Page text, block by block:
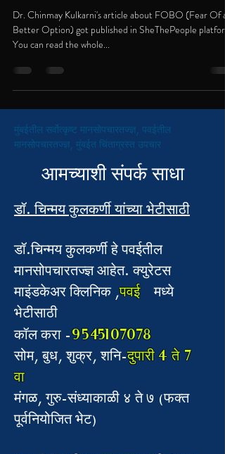
Dr. Chinmay Kulkarni's article about FOBO (Fear Of a
Better Option) got published in SheThePeople
You can read the whole...
मुंबईतील सर्वोत्कृष्ट मानसोपचारतज्ज्ञ, पवईतील
मानसोपचारतज्ज्ञ, मुंबईत चिंताग्रस्त उपचार
आमच्याशी संपर्क साधा
डॉ. चिन्मय कुलकर्णी यांच्या भेटीसाठी
डॉ.चिन्मय कुलकर्णी हे पवईतील
मानसोपचारतज्ज्ञ आहेत. क्युरेटस
माइंडकेअर क्लिनिक ,पवईमध्ये
भेटीसाठी
कॉल करा -9545107078
सोम, बुध, शुक्र, शनि-दुपारी 4 ते 7
वा
मंगळ, गुरु-संध्याकाळी ४ ते ७ (फक्त
पूर्वनियोजित भेट)